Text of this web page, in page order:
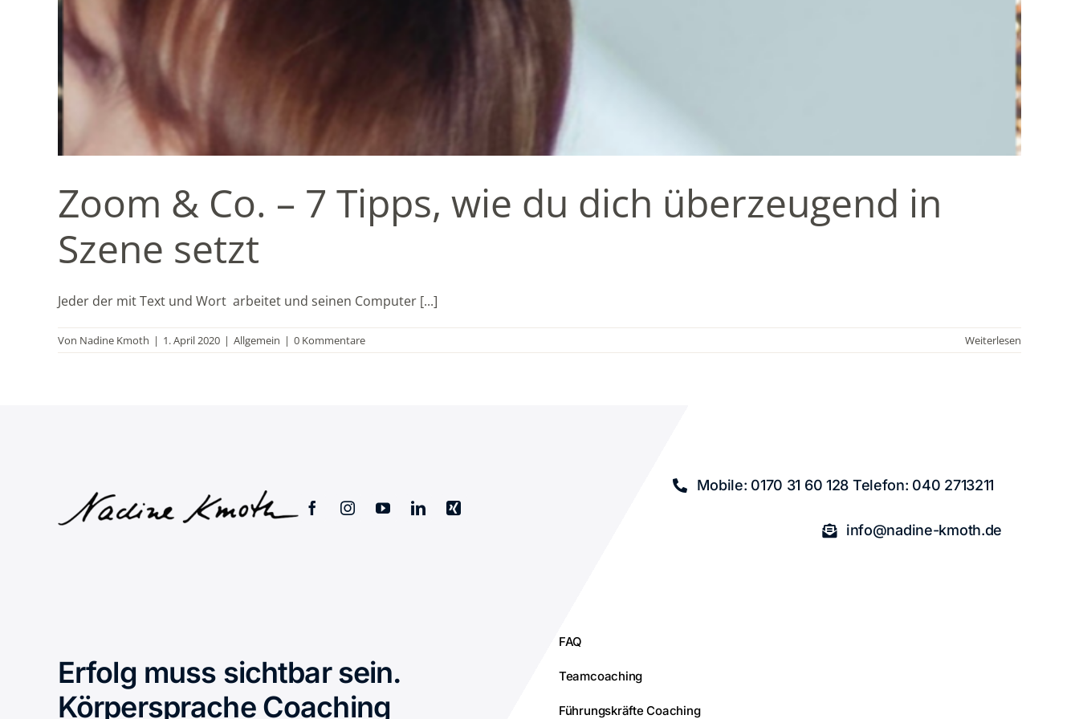
Zoom & Co. – 7 Tipps, wie du dich überzeugend in
Szene setzt
Jeder der mit Text und Wort arbeitet und seinen Computer [...]
Von Nadine Kmoth | 1. April 2020 | Allgemein | 0 Kommentare Weiterlesen
Mobile: 0170 31 60 128 Telefon: 040 2713211
info@nadine-kmoth.de
Erfolg muss sichtbar sein.
Körpersprache Coaching
FAQ
Teamcoaching
Führungskräfte Coaching